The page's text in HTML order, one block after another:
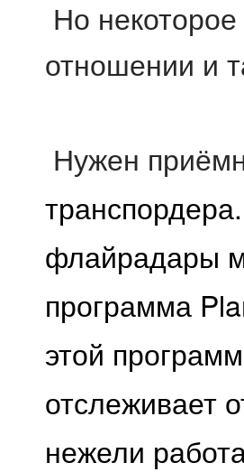
Но
отношении и
Нужен
флайрадары
программа
этой
отслеживает
нежели